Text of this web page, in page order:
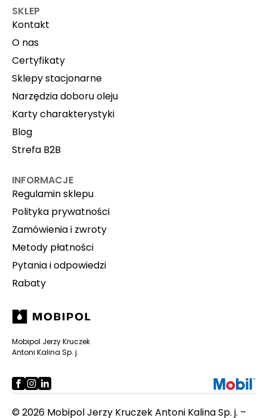
SKLEP
Kontakt
O nas
Certyfikaty
Sklepy stacjonarne
Narzędzia doboru oleju
Karty charakterystyki
Blog
Strefa B2B
INFORMACJE
Regulamin sklepu
Polityka prywatności
Zamówienia i zwroty
Metody płatności
Pytania i odpowiedzi
Rabaty
Mobipol Jerzy Kruczek
Antoni Kalina Sp. j.
© 2026 Mobipol Jerzy Kruczek Antoni Kalina Sp. j. –